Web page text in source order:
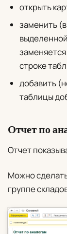
открыть
заменить(в
строке
добавить
таблицы
Отчет по
Отчет
Можно
группе